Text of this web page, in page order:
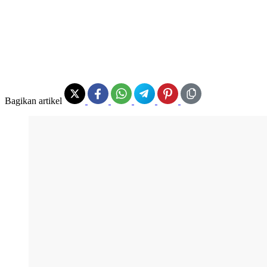
Bagikan artikel